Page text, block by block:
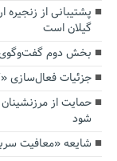
پشتیبانی از
گیلان است
بخش دوم
جزئیات فعال‌سازی
حمایت از مرزنشینان
شود
شایعه «معافیت